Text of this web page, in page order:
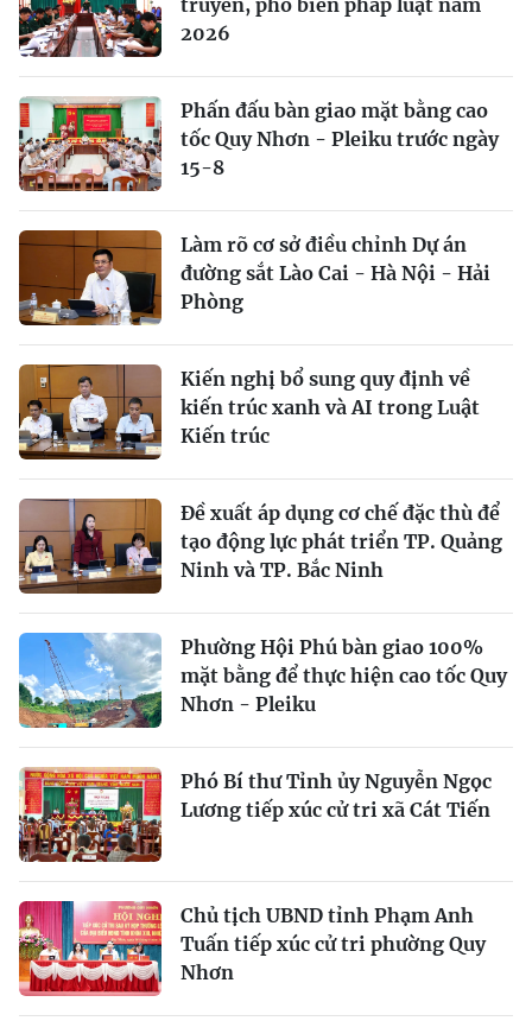
truyền, phổ biến pháp luật năm
2026
Phấn đấu bàn giao mặt bằng cao
tốc Quy Nhơn - Pleiku trước ngày
15-8
Làm rõ cơ sở điều chỉnh Dự án
đường sắt Lào Cai - Hà Nội - Hải
Phòng
Kiến nghị bổ sung quy định về
kiến trúc xanh và AI trong Luật
Kiến trúc
Đề xuất áp dụng cơ chế đặc thù để
tạo động lực phát triển TP. Quảng
Ninh và TP. Bắc Ninh
Phường Hội Phú bàn giao 100%
mặt bằng để thực hiện cao tốc Quy
Nhơn - Pleiku
Phó Bí thư Tỉnh ủy Nguyễn Ngọc
Lương tiếp xúc cử tri xã Cát Tiến
Chủ tịch UBND tỉnh Phạm Anh
Tuấn tiếp xúc cử tri phường Quy
Nhơn